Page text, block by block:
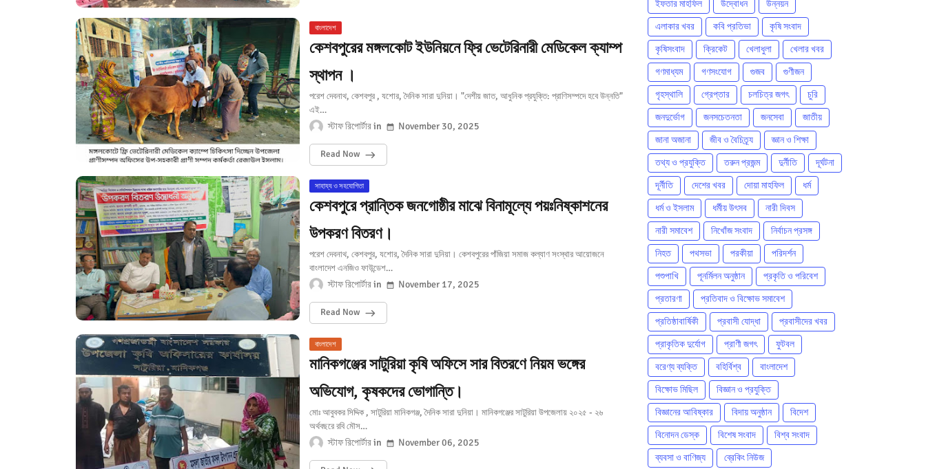
বাংলাদেশ
কেশবপুরের মঙ্গলকোট ইউনিয়নে ফ্রি ভেটেরিনারী মেডিকেল ক্যাম্প
স্থাপন ।
পরেশ দেবনাথ, কেশবপুর , যশোর, দৈনিক সারা দুনিয়া। "দেশীয় জাত, আধুনিক প্রযুক্তি: প্রাণিসম্পদে হবে উন্নতি"
এই…
স্টাফ রিপোর্টার November 30, 2025
Read Now
সাহায্য ও সহযোগিতা
কেশবপুরে প্রান্তিক জনগোষ্ঠীর মাঝে বিনামূল্যে পয়ঃনিষ্কাশনের
উপকরণ বিতরণ।
পরেশ দেবনাথ, কেশবপুর, যশোর, দৈনিক সারা দুনিয়া। কেশবপুরের পাঁজিয়া সমাজ কল্যাণ সংস্থার আয়োজনে
বাংলাদেশ এনজিও ফাউন্ডেশ…
স্টাফ রিপোর্টার November 17, 2025
Read Now
বাংলাদেশ
মানিকগঞ্জের সাটুরিয়া কৃষি অফিসে সার বিতরণে নিয়ম ভঙ্গের
অভিযোগ, কৃষকদের ভোগান্তি।
মোঃ আবুবকর সিদ্দিক , সাটুরিয়া মানিকগঞ্জ, দৈনিক সারা দুনিয়া। মানিকগঞ্জের সাটুরিয়া উপজেলায় ২০২৫ - ২৬
অর্থবছরে রবি মৌস…
স্টাফ রিপোর্টার November 06, 2025
ইফতার মাহফিল
উদ্বোধন
উন্নয়ন
এলাকার খবর
কবি প্রতিভা
কৃষি সংবাদ
কৃষিসংবাদ
ক্রিকেট খেলাধুলা
খেলার খবর
গণমাধ্যম
গণসংযোগ গুজব
গুণীজন
গৃহস্থালি
গ্রেপ্তার চলচিত্র জগৎ
চুরি
জনদুর্ভোগ
জনসচেতনতা জনসেবা
জাতীয়
জানা অজানা
জীব ও বৈচিত্র্য
জ্ঞান ও শিক্ষা
তথ্য ও প্রযুক্তি
তরুন প্রজন্ম দুর্নীতি
দূর্ঘটনা
দূর্নীতি
দেশের খবর দোয়া মাহফিল
ধর্ম
ধর্ম ও ইসলাম
ধর্মীয় উৎসব
নারী দিবস
নারী সমাবেশ
নিখোঁজ সংবাদ
নির্বাচন প্রসঙ্গ
নিহত
পথসভা পরকীয়া
পরিদর্শন
পশুপাখি
পূনর্মিলন অনুষ্ঠান
প্রকৃতি ও পরিবেশ
প্রতারণা
প্রতিবাদ ও বিক্ষোভ সমাবেশ
প্রতিষ্ঠাবার্ষিকী
প্রবাসী যোদ্ধা
প্রবাসীদের খবর
প্রাকৃতিক দুর্যোগ
প্রাণী জগৎ
ফুটবল
বরেণ্য ব্যক্তি
বহির্বিশ্ব
বাংলাদেশ
বিক্ষোভ মিছিল
বিজ্ঞান ও প্রযুক্তি
বিজ্ঞানের আবিষ্কার
বিদায় অনুষ্ঠান
বিদেশ
বিনোদন ডেস্ক
বিশেষ সংবাদ
বিশ্ব সংবাদ
ব্যবসা ও বাণিজ্য
ব্রেকিং নিউজ